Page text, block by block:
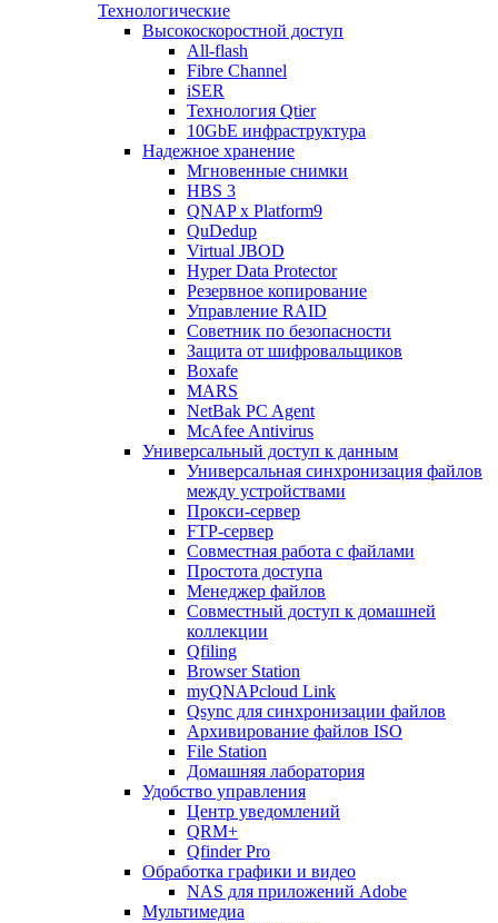
Технологические
Высокоскоростной доступ
All-flash
Fibre Channel
iSER
Технология Qtier
10GbE инфраструктура
Надежное хранение
Мгновенные снимки
HBS 3
QNAP x Platform9
QuDedup
Virtual JBOD
Hyper Data Protector
Резервное копирование
Управление RAID
Советник по безопасности
Защита от шифровальщиков
Boxafe
MARS
NetBak PC Agent
McAfee Antivirus
Универсальный доступ к данным
Универсальная синхронизация файлов
между устройствами
Прокси-сервер
FTP-сервер
Совместная работа с файлами
Простота доступа
Менеджер файлов
Совместный доступ к домашней
коллекции
Qfiling
Browser Station
myQNAPcloud Link
Qsync для синхронизации файлов
Архивирование файлов ISO
File Station
Домашняя лаборатория
Удобство управления
Центр уведомлений
QRM+
Qfinder Pro
Обработка графики и видео
NAS для приложений Adobe
Мультимедиа